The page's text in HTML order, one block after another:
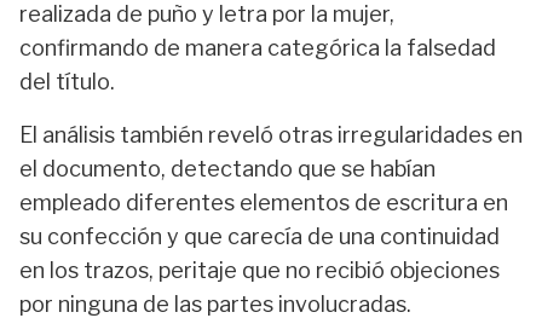
realizada de puño y letra por la mujer,
confirmando de manera categórica la falsedad
del título.
El análisis también reveló otras irregularidades en
el documento, detectando que se habían
empleado diferentes elementos de escritura en
su confección y que carecía de una continuidad
en los trazos, peritaje que no recibió objeciones
por ninguna de las partes involucradas.